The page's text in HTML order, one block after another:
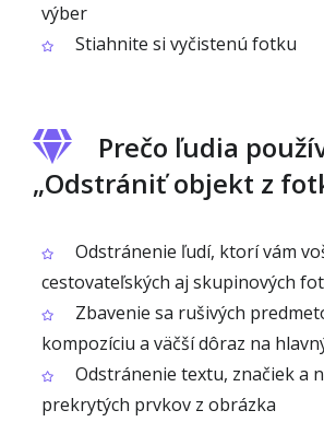
výber
Stiahnite si vyčistenú fotku
Prečo ľudia
„Odstrániť objekt z
Odstránenie ľudí, ktorí vám
cestovateľských aj skupinových
Zbavenie sa rušivých
kompozíciu a väčší dôraz na
Odstránenie textu, značiek a
prekrytých prvkov z obrázka